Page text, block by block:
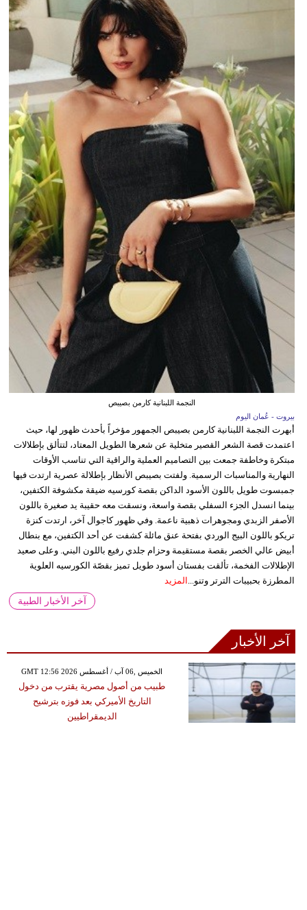
النجمة اللبنانية كارمن بصيبص
بيروت - عُمان اليوم
أبهرت النجمة اللبنانية كارمن بصيبص الجمهور مؤخراً بأحدث ظهور لها، حيث
اعتمدت قصة الشعر القصير متخلية عن شعرها الطويل المعتاد، لتتألق بإطلالات
مبتكرة وخاطفة جمعت بين التصاميم العملية والراقية التي تناسب الأوقات
النهارية والمناسبات الرسمية. ولفتت بصيبص الأنظار بإطلالة عصرية ارتدت فيها
جمبسوت طويل باللون الأسود الداكن بقصة كورسيه ضيقة مكشوفة الكتفين،
بينما انسدل الجزء السفلي بقصة واسعة، ونسقت معه حقيبة يد صغيرة باللون
الأصفر الزبدي ومجوهرات ذهبية ناعمة. وفي ظهور كاجوال آخر، ارتدت كنزة
تريكو باللون البيج الوردي بفتحة عنق مائلة كشفت عن أحد الكتفين، مع بنطال
أبيض عالي الخصر بقصة مستقيمة وحزام جلدي رفيع باللون البني. وعلى صعيد
الإطلالات الفخمة، تألقت بفستان أسود طويل تميز بقصّة الكورسيه العلوية
المطرزة بحبيبات الترتر وتنو... المزيد
آخر الأخبار الطبية
آخر الأخبار
GMT 12:56 2026 الخميس ,06 آب / أغسطس
طبيب من أصول مصرية يقترب من دخول
التاريخ الأميركي بعد فوزه بترشيح
الديمقراطيين